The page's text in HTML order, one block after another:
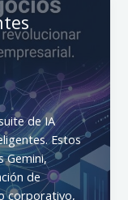
de IA
Estos
Gemini,
de
corporativo,